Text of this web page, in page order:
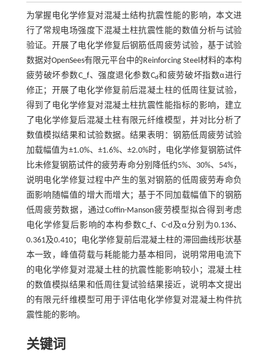
为掌握电化学修复对混凝土结构抗震性能的影响，本文进
行了常规电场强度下混凝土柱抗震性能的数值分析与试验
验证。开展了电化学修复后钢筋低周疲劳试验，基于试验
数据对OpenSees有限元平台中的Reinforcing Steel材料的本构
疲劳破坏参数C_f、强度退化参数Cd和疲劳破坏指数α进行
修正；开展了电化学修复前后混凝土柱的低周往复试验，
得到了电化学修复对混凝土柱抗震性能指标的影响，建立
了电化学修复后混凝土柱有限元纤维模型，并对比分析了
数值模拟结果和试验数据。结果表明：钢筋低周疲劳试验
加载幅值为±1.0%、±1.6%、±2.0%时，电化学修复钢筋试件
比未修复钢筋试件的疲劳寿命分别降低约5%、30%、54%，
说明电化学修复过程中产生的氢对钢筋的低周疲劳寿命负
面影响随幅值的增大而增大；基于不同加载幅值下的钢筋
低周疲劳数据，通过Coffin-Manson疲劳模型拟合得到考虑
电化学修复后影响的本构参数C_f、C-d及α分别为0.136、
0.361及0.410；电化学修复前后混凝土柱的滞回曲线形状基
本一致，峰值荷载与耗能能力基本相同，说明常用电流下
的电化学修复对混凝土柱的抗震性能影响较小；混凝土柱
的数值模拟结果和低周往复试验结果接近，说明本文提出
的有限元纤维模型可用于评估电化学修复对混凝土构件抗
震性能的影响。
关键词